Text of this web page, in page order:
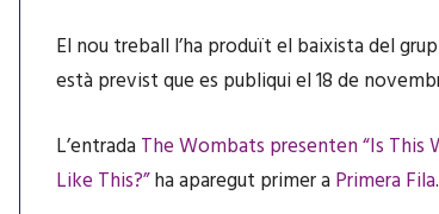
El nou treball l’ha produït el baixista del
està previst que es publiqui el 18 de
L’entrada The Wombats presenten “Is This
Like This?”ha aparegut primer a Primera Fila.